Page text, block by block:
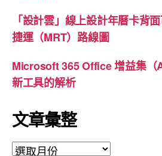
「設計雲」線上設計年曆卡背
捷運（MRT）路線圖
Microsoft 365 Office 增益集（
新工具的解析
文章彙整
文